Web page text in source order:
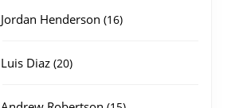
Jordan Henderson 1616
Luis Diaz 2020
15